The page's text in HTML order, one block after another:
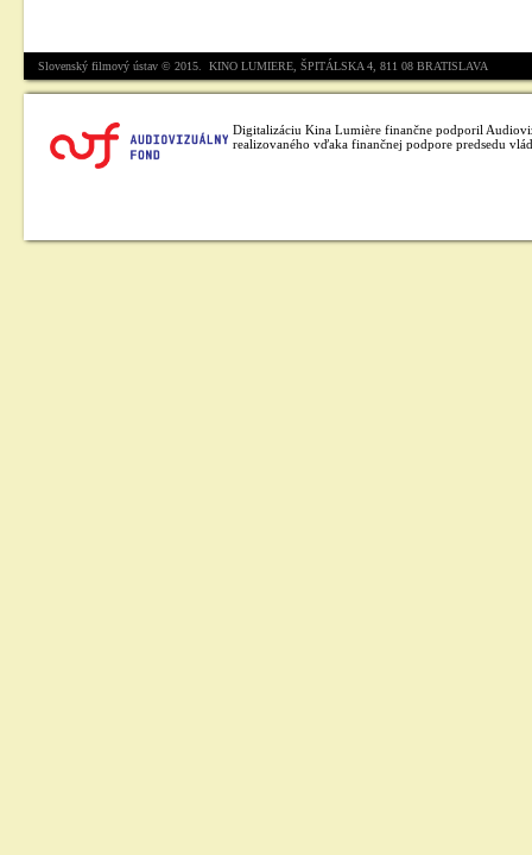
Slovenský filmový ústav © 2015. KINO LUMIERE, ŠPITÁLSKA 4, 811 08 BRATISLAVA
Digitalizáciu Kina Lumière finančne podporil
realizovaného vďaka finančnej podpore predsedu